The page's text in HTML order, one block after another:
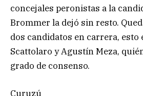
concejales peronistas a la
Brommer la dejó sin resto.
dos candidatos en carrera, esto
Scattolaro y Agustín Meza,
grado de consenso.
Curuzú